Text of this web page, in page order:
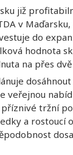
již
v
do
hodnota
na přes
veřejnou
tržní
a rostoucí